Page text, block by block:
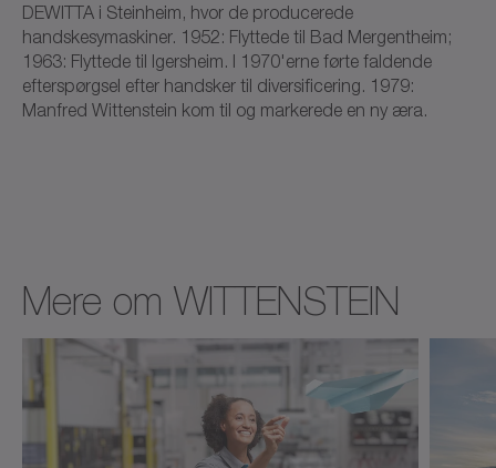
DEWITTA i Steinheim, hvor de producerede
handskesymaskiner. 1952: Flyttede til Bad Mergentheim;
1963: Flyttede til Igersheim. I 1970'erne førte faldende
efterspørgsel efter handsker til diversificering. 1979:
Manfred Wittenstein kom til og markerede en ny æra.
Mere om WITTENSTEIN